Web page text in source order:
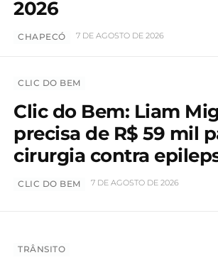
2026
CHAPECÓ 7 DE AGOSTO DE 2026
CLIC DO BEM
Clic do Bem: Liam
precisa de R$ 59 mil
cirurgia contra
CLIC DO BEM 7 DE AGOSTO DE 2026
TRÂNSITO